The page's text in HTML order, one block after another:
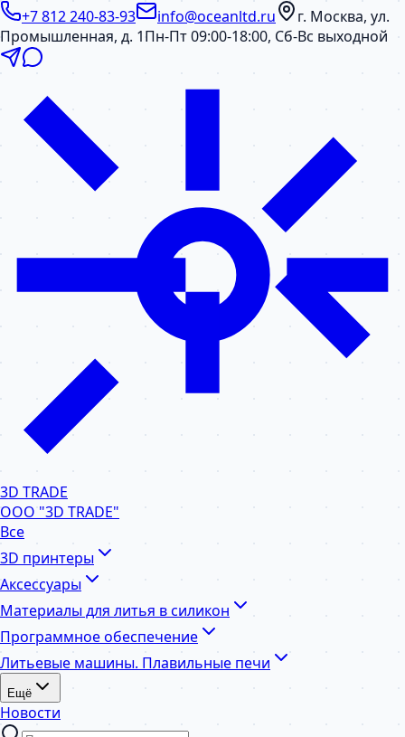
+7 812 240-83-93 info@oceanltd.ru
г. Москва, ул.
Промышленная, д. 1Пн-Пт 09:00-18:00, Сб-Вс выходной
3D TRADE
ООО "3D TRADE"
Все
3D принтеры
Аксессуары
Материалы для литья в силикон
Программное обеспечение
Литьевые машины. Плавильные печи
Ещё
Новости